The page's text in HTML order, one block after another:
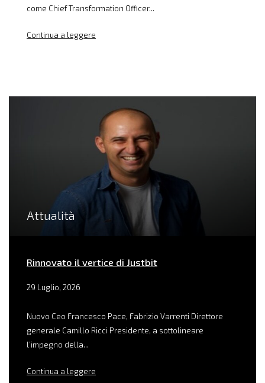
come Chief Transformation Officer...
Continua a leggere
Attualità
Rinnovato il vertice di Justbit
29 Luglio, 2026
Nuovo Ceo Francesco Pace, Fabrizio Varrenti Direttore
generale Camillo Ricci Presidente, a sottolineare
l’impegno della...
Continua a leggere